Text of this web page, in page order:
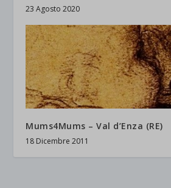
23 Agosto 2020
Mums4Mums – Val d’Enza (RE)
18 Dicembre 2011